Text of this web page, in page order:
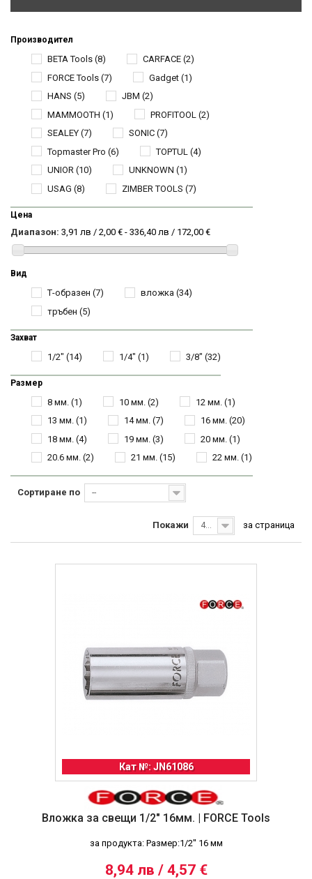
Производител
BETA Tools (8) CARFACE (2)
FORCE Tools (7) Gadget (1)
HANS (5) JBM (2)
MAMMOOTH (1) PROFITOOL (2)
SEALEY (7) SONIC (7)
Topmaster Pro (6) TOPTUL (4)
UNIOR (10) UNKNOWN (1)
USAG (8) ZIMBER TOOLS (7)
Цена
Диапазон: 3,91 лв / 2,00 € - 336,40 лв / 172,00 €
Вид
Т-образен (7) вложка (34)
тръбен (5)
Захват
1/2" (14) 1/4" (1) 3/8" (32)
Размер
8 мм. (1) 10 мм. (2) 12 мм. (1)
13 мм. (1) 14 мм. (7) 16 мм. (20)
18 мм. (4) 19 мм. (3) 20 мм. (1)
20.6 мм. (2) 21 мм. (15) 22 мм. (1)
Сортиране по --
Покажи 40 за страница
Кат №: JN61086
Вложка за свещи 1/2" 16мм. | FORCE Tools
за продукта: Размер:1/2'' 16 мм
8,94 лв / 4,57 €